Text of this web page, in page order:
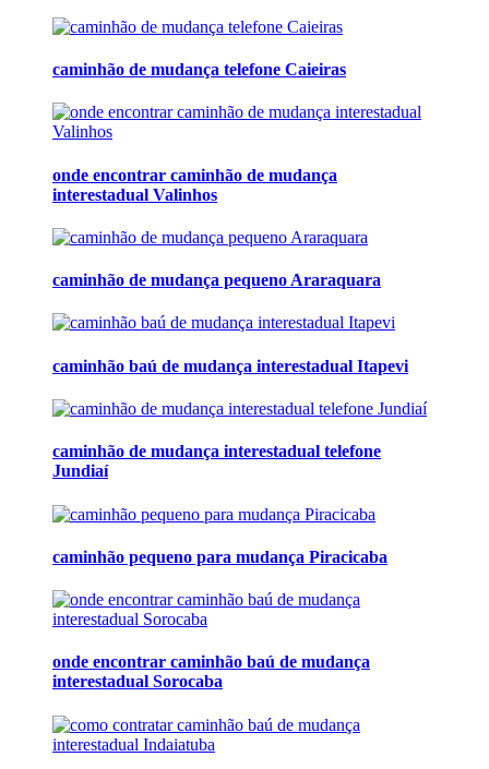
caminhão de mudança telefone Caieiras
onde encontrar caminhão de mudança
interestadual Valinhos
caminhão de mudança pequeno Araraquara
caminhão baú de mudança interestadual Itapevi
caminhão de mudança interestadual telefone
Jundiaí
caminhão pequeno para mudança Piracicaba
onde encontrar caminhão baú de mudança
interestadual Sorocaba